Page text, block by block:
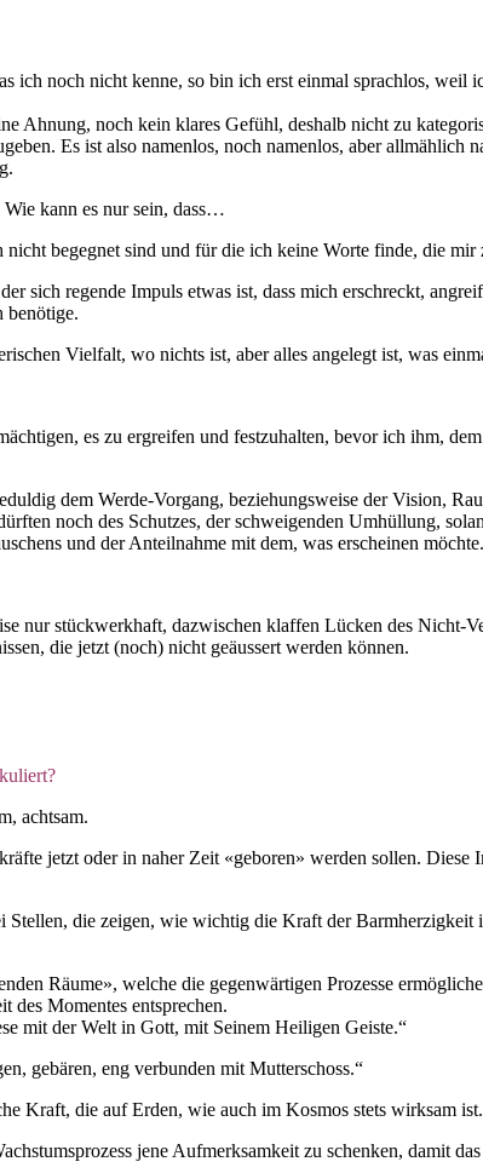
ich noch nicht kenne, so bin ich erst einmal sprachlos,
Ahnung, noch kein klares Gefühl, deshalb nicht zu
Es ist also namenlos, noch namenlos, aber
Wie kann es nur sein, dass…
begegnet sind und für die ich keine Worte finde, die mir
sich regende Impuls etwas ist, dass mich erschreckt,
benötige.
Vielfalt, wo nichts ist, aber alles angelegt ist, was
es zu ergreifen und festzuhalten, bevor ich ihm,
dem Werde-Vorgang, beziehungsweise der Vision,
noch des Schutzes, der schweigenden Umhüllung,
und der Anteilnahme mit dem, was erscheinen möchte.
nur stückwerkhaft, dazwischen klaffen Lücken des Nicht-
die jetzt (noch) nicht geäussert werden können.
achtsam.
jetzt oder in naher Zeit «geboren» werden sollen.
die zeigen, wie wichtig die Kraft der Barmherzigkeit
Räume», welche die gegenwärtigen Prozesse
des Momentes entsprechen.
mit der Welt in Gott, mit Seinem Heiligen Geiste.“
gebären, eng verbunden mit Mutterschoss.“
Kraft, die auf Erden, wie auch im Kosmos stets wirksam
jene Aufmerksamkeit zu schenken, damit